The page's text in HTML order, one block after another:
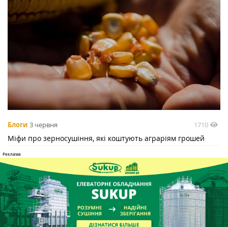
Блоги 3 червня 1710
Міфи про зерносушіння, які коштують аграріям грошей